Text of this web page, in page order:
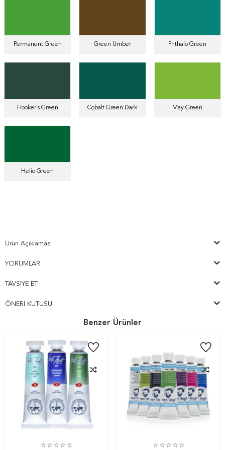
Permanent Green Green Umber Phthalo Green
Hooker’s Green Cobalt Green Dark May Green
Helio Green
Ürün Açıklaması
YORUMLAR
TAVSIYE ET
ÖNERI KUTUSU
Benzer Ürünler